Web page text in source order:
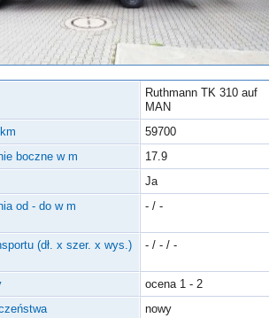
Ruthmann TK 310 auf
MAN
59700
boczne w m
17.9
Ja
od - do w m
- / -
(dł. x szer. x wys.)
- / - / -
ocena 1 - 2
nowy